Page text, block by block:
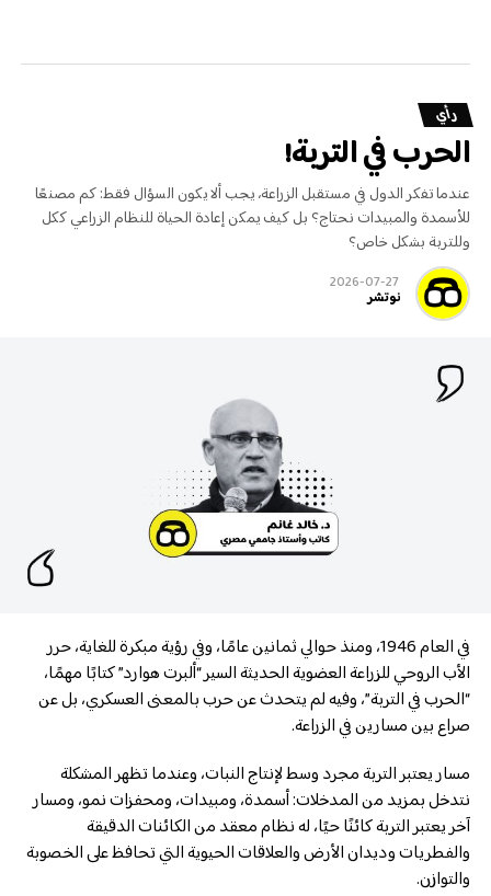
رأي
الحرب في التربة!
عندما تفكر الدول في مستقبل الزراعة، يجب ألا يكون السؤال فقط: كم مصنعًا
للأسمدة والمبيدات نحتاج؟ بل كيف يمكن إعادة الحياة للنظام الزراعي ككل
وللتربة بشكل خاص؟
2026-07-27
نوتشر
في العام 1946، ومنذ حوالي ثمانين عامًا، وفي رؤية مبكرة للغاية، حرر
الأب الروحي للزراعة العضوية الحديثة السير “ألبرت هوارد” كتابًا مهمًا،
“الحرب في التربة”، وفيه لم يتحدث عن حرب بالمعنى العسكري، بل عن
صراع بين مسارين في الزراعة.
مسار يعتبر التربة مجرد وسط لإنتاج النبات، وعندما تظهر المشكلة
نتدخل بمزيد من المدخلات: أسمدة، ومبيدات، ومحفزات نمو، ومسار
آخر يعتبر التربة كائنًا حيًا، له نظام معقد من الكائنات الدقيقة
والفطريات وديدان الأرض والعلاقات الحيوية التي تحافظ على الخصوبة
والتوازن.